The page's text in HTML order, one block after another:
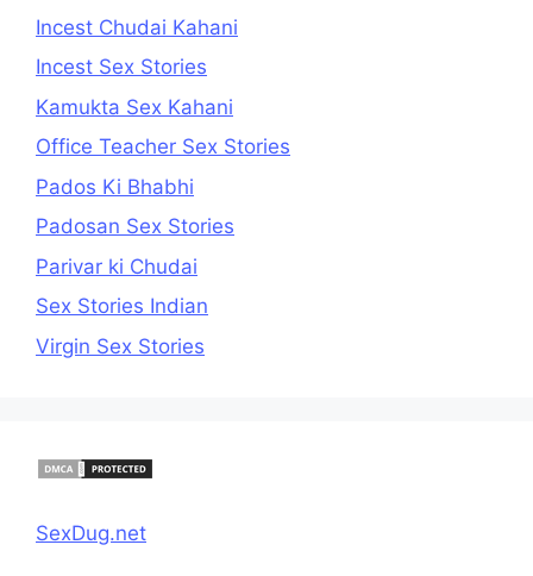
Incest Chudai Kahani
Incest Sex Stories
Kamukta Sex Kahani
Office Teacher Sex Stories
Pados Ki Bhabhi
Padosan Sex Stories
Parivar ki Chudai
Sex Stories Indian
Virgin Sex Stories
SexDug.net